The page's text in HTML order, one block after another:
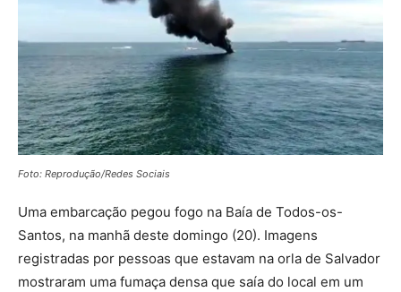
Foto: Reprodução/Redes Sociais
Uma embarcação pegou fogo na Baía de Todos-os-
Santos, na manhã deste domingo (20). Imagens
registradas por pessoas que estavam na orla de Salvador
mostraram uma fumaça densa que saía do local em um